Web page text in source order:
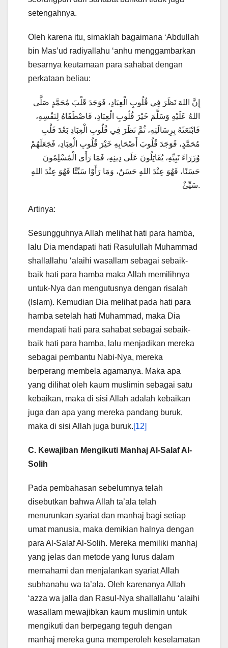
setengahnya.
Oleh karena itu, simaklah bagaimana ‘Abdullah
bin Mas’ud radiyallahu ‘anhu menggambarkan
besarnya keutamaan para sahabat dengan
perkataan beliau:
إِنَّ اللهَ نَظَرَ فِي قُلُوبِ الْعِبَادِ، فَوَجَدَ قَلْبَ مُحَمَّدٍ صَلَّى
اللهُ عَلَيْهِ وَسَلَّمَ خَيْرَ قُلُوبِ الْعِبَادِ، فَاصْطَفَاهُ لِنَفْسِهِ،
فَابْتَعَثَهُ بِرِسَالَتِهِ، ثُمَّ نَظَرَ فِي قُلُوبِ الْعِبَادِ بَعْدَ قَلْبِ
مُحَمَّدٍ، فَوَجَدَ قُلُوبَ أَصْحَابِهِ خَيْرَ قُلُوبِ الْعِبَادِ، فَجَعَلَهُمْ
وُزَرَاءَ نَبِيِّهِ، يُقَاتِلُونَ عَلَى دِينِهِ، فَمَا رَأَى الْمُسْلِمُونَ
حَسَنًا، فَهُوَ عِنْدَ اللهِ حَسَنٌ، وَمَا رَأَوْا سَيِّئًا فَهُوَ عِنْدَ اللهِ
سَيِّئٌ.
Artinya:
Sesungguhnya Allah melihat hati para hamba,
lalu Dia mendapati hati Rasulullah Muhammad
shallallahu ‘alaihi wasallam sebagai sebaik-
baik hati para hamba maka Allah memilihnya
untuk-Nya dan mengutusnya dengan risalah
(Islam). Kemudian Dia melihat pada hati para
hamba setelah hati Muhammad, maka Dia
mendapati hati para sahabat sebagai sebaik-
baik hati para hamba, lalu menjadikan mereka
sebagai pembantu Nabi-Nya, mereka
berperang membela agamanya. Maka apa
yang dilihat oleh kaum muslimin sebagai satu
kebaikan, maka di sisi Allah adalah kebaikan
juga dan apa yang mereka pandang buruk,
maka di sisi Allah juga buruk.[12]
C. Kewajiban Mengikuti Manhaj Al-Salaf Al-
Solih
Pada pembahasan sebelumnya telah
disebutkan bahwa Allah ta’ala telah
menurunkan syariat dan manhaj bagi setiap
umat manusia, maka demikian halnya dengan
para Al-Salaf Al-Solih. Mereka memiliki manhaj
yang jelas dan metode yang lurus dalam
memahami dan menjalankan syariat Allah
subhanahu wa ta’ala. Oleh karenanya Allah
‘azza wa jalla dan Rasul-Nya shallallahu ‘alaihi
wasallam mewajibkan kaum muslimin untuk
mengikuti dan berpegang teguh dengan
manhaj mereka guna memperoleh keselamatan